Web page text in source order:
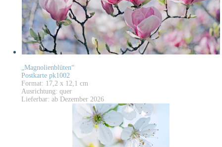
„Magnolienblüten“
Postkarte pk1002
Format: 17,2 x 12,1 cm
Ausrichtung: quer
Lieferbar: ab Dezember 2026